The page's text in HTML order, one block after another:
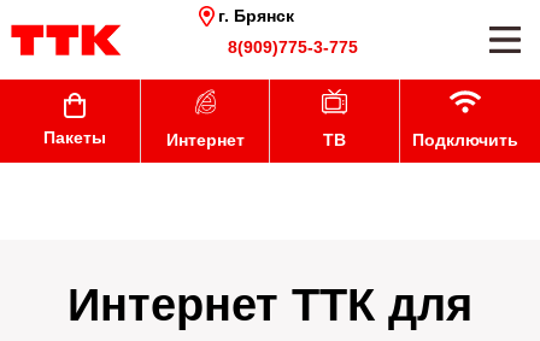
г. Брянск
8(909)775-3-775
Пакеты Интернет ТВ Подключить
Интернет ТТК для